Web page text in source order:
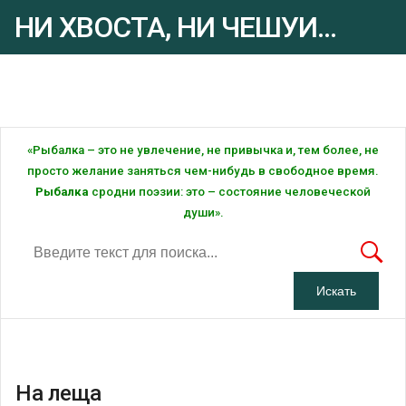
НИ ХВОСТА, НИ ЧЕШУИ...
«Рыбалка – это не увлечение, не привычка и, тем более, не
просто желание заняться чем-нибудь в свободное время.
Рыбалка сродни поэзии: это – состояние человеческой
души».
На леща